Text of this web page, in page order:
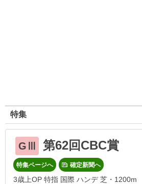
特集
GⅢ 第62回CBC賞
特集ページへ 確定新聞へ
3歳上OP 特指 国際 ハンデ 芝・1200m